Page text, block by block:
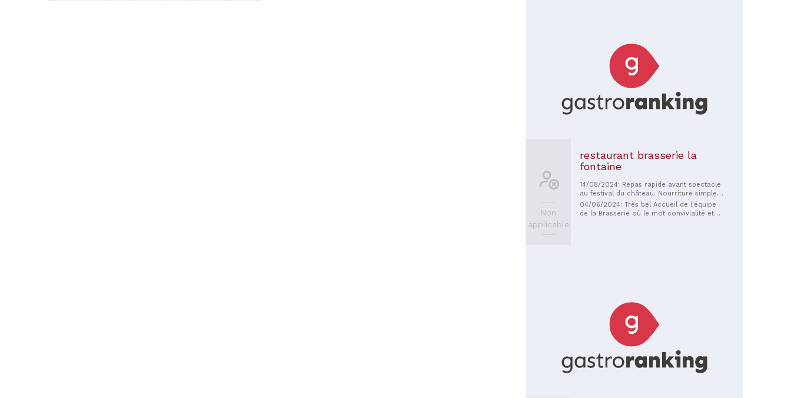
Non
applicable
restaurant brasserie la
fontaine
14/08/2024: Repas rapide avant spectacle
au festival du château. Nourriture simple
assiettes sobres et prix correct. Accueil
agréable.
04/06/2024: Très bel Accueil de l'équipe
de la Brasserie où le mot convivialité et